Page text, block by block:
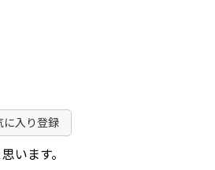
に入り登録
います。